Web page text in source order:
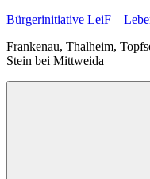
Zum
springen
Bürgerinitiative LeiF –
Frankenau, Thalheim,
Stein bei Mittweida